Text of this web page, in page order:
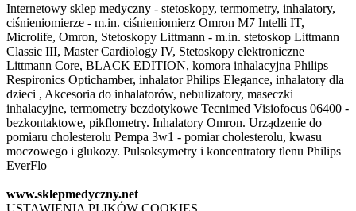
Internetowy sklep medyczny - stetoskopy, termometry, inhalatory,
ciśnieniomierze - m.in. ciśnieniomierz Omron M7 Intelli IT,
Microlife, Omron, Stetoskopy Littmann - m.in. stetoskop Littmann
Classic III, Master Cardiology IV, Stetoskopy elektroniczne
Littmann Core, BLACK EDITION, komora inhalacyjna Philips
Respironics Optichamber, inhalator Philips Elegance, inhalatory dla
dzieci , Akcesoria do inhalatorów, nebulizatory, maseczki
inhalacyjne, termometry bezdotykowe Tecnimed Visiofocus 06400 -
bezkontaktowe, pikflometry. Inhalatory Omron. Urządzenie do
pomiaru cholesterolu Pempa 3w1 - pomiar cholesterolu, kwasu
moczowego i glukozy. Pulsoksymetry i koncentratory tlenu Philips
EverFlo
www.sklepmedyczny.net
USTAWIENIA PLIKÓW COOKIES